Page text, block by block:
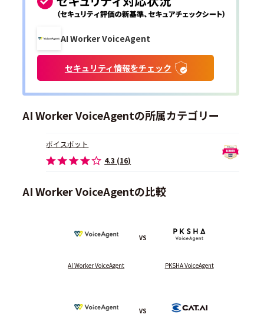
AI Worker VoiceAgent
セキュリティ情報をチェック
AI Worker VoiceAgentの所属カテゴリー
ボイスボット
4.3 (16)
AI Worker VoiceAgentの比較
AI Worker VoiceAgent
VS
PKSHA VoiceAgent
VS